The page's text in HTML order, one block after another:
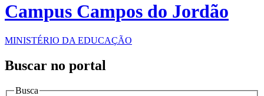
Campus Campos do Jordão
MINISTÉRIO DA EDUCAÇÃO
Buscar no portal
Busca